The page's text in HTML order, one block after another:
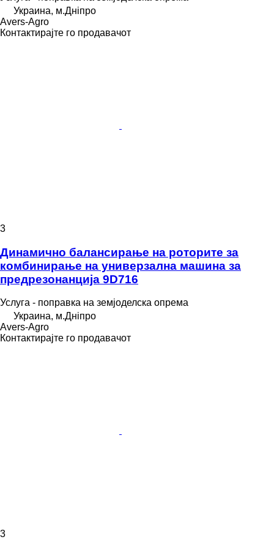
Украина, м.Дніпро
Avers-Agro
Контактирајте го продавачот
3
Динамично балансирање на роторите за
комбинирање на универзална машина за
предрезонанција 9D716
Услуга - поправка на земјоделска опрема
Украина, м.Дніпро
Avers-Agro
Контактирајте го продавачот
3